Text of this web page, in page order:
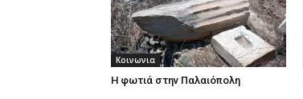
Κοινωνια
Η φωτιά στην Παλαιόπολη